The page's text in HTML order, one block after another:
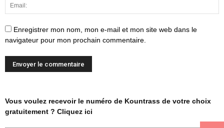
Enregistrer mon nom, mon e-mail et mon site web dans le
navigateur pour mon prochain commentaire.
Vous voulez recevoir le numéro de Kountrass de votre choix
gratuitement ? Cliquez ici